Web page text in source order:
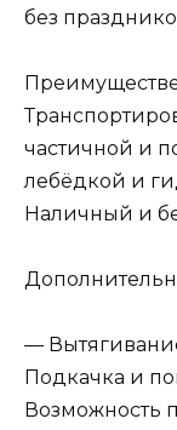
без
частичной и
лебёдкой и
Наличный и
—
Подкачка и
Возможность